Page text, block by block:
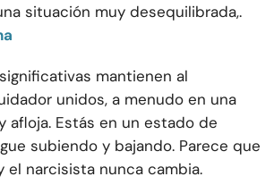
situación muy desequilibrada,.
mantienen al
unidos, a menudo en una
afloja. Estás en un estado de
subiendo y bajando. Parece que
el narcisista nunca cambia.